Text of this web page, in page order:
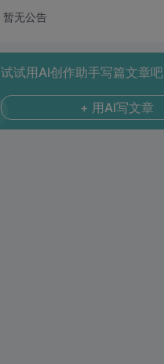
暂无公告
试试用AI创作助手写篇文章吧
+ 用AI写文章